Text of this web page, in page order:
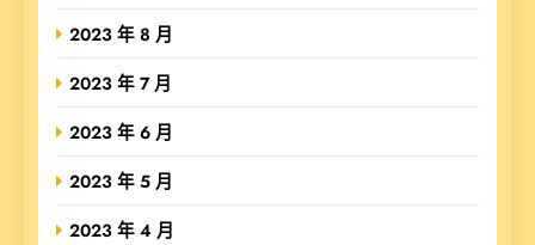
2023 年 8 月
2023 年 7 月
2023 年 6 月
2023 年 5 月
2023 年 4 月